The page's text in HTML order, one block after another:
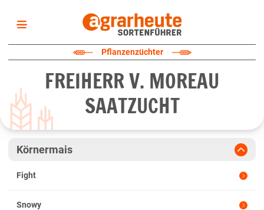
Startseite
Sortenliste
Fruchtarten
Züchter
Erklärungen
Pflanzenzüchter
FREIHERR V. MOREAU
SAATZUCHT
Körnermais
Fight
Snowy